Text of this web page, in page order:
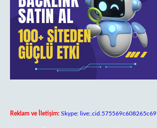
Reklam ve İletişim: Skype: live:.cid.575569c608265c69